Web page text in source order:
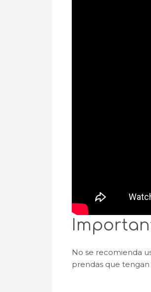
No se recomienda
prendas que